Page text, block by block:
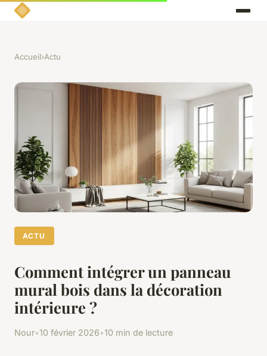
Accueil›Actu
ACTU
Comment intégrer un panneau
mural bois dans la décoration
intérieure ?
Nour•10 février 2026•10 min de lecture